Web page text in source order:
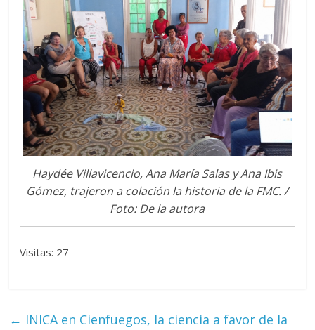
Haydée Villavicencio, Ana María Salas y Ana Ibis
Gómez, trajeron a colación la historia de la FMC. /
Foto: De la autora
Visitas: 27
← INICA en Cienfuegos, la ciencia a favor de la